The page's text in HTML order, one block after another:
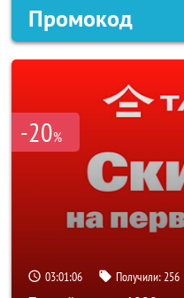
Промокод
-20%
03:01:05 Получили:256